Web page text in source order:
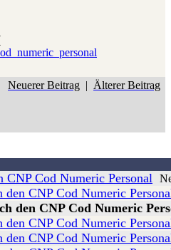
Neuerer Beitrag | Älterer Beitrag
CNP Cod Numeric Personal
CNP Cod Numeric
den CNP Cod Numeric
CNP Cod Numeric
CNP Cod Numeric